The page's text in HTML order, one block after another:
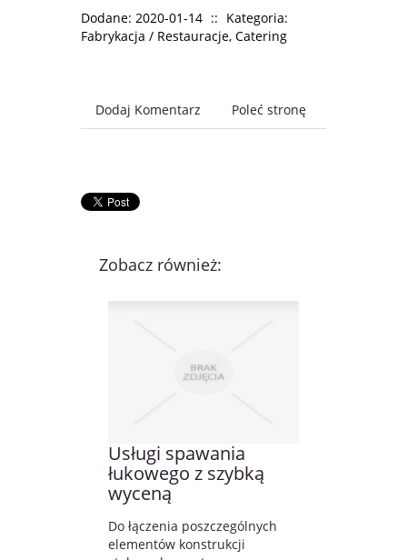
Dodane: 2020-01-14 :: Kategoria:
Fabrykacja / Restauracje, Catering
Dodaj Komentarz Poleć stronę
Zobacz również:
Usługi spawania
łukowego z szybką
wyceną
Do łączenia poszczególnych
elementów konstrukcji